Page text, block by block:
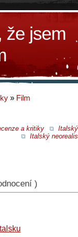
že jsem
» Film
a kritiky
Italský
)